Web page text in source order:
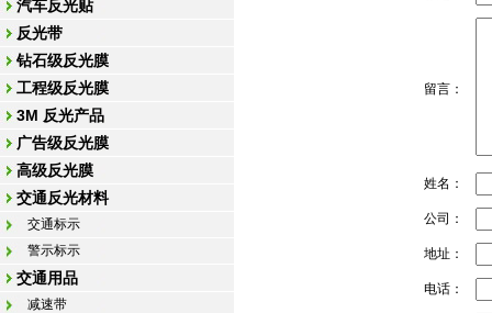
汽车反光贴
反光带
钻石级反光膜
工程级反光膜
3M 反光产品
广告级反光膜
高级反光膜
交通反光材料
交通标示
警示标示
交通用品
减速带
留言：
姓名：
公司：
地址：
电话：